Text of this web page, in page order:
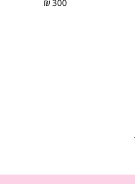
300
₪